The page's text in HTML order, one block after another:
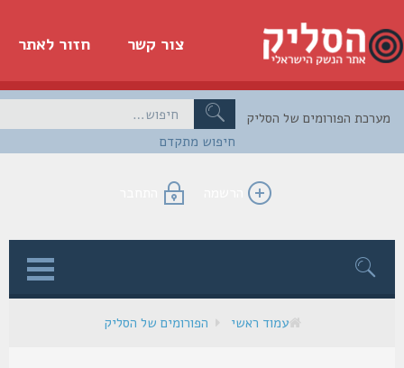
חזור לאתר צור קשר
חיפוש מתקדם
הפורומים של הסליק
הרשמה התחבר
עמוד ראשי הפורומים של הסליק